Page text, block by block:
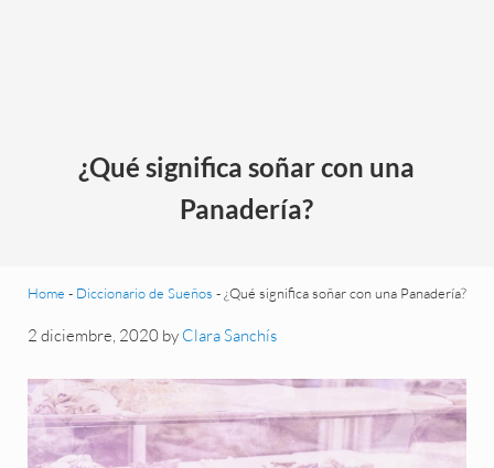
¿Qué significa soñar con una
Panadería?
Home - Diccionario de Sueños -¿Qué significa soñar con una Panadería?
2 diciembre, 2020 by Clara Sanchís